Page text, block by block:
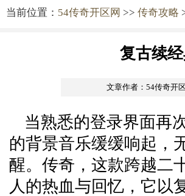
当前位置： 54传奇开区网 >> 传奇攻略
复古续
文章作者：54传奇开
当熟悉的登录界面再
的背景音乐缓缓响起，
醒。传奇，这款跨越二
人的热血与回忆，它以